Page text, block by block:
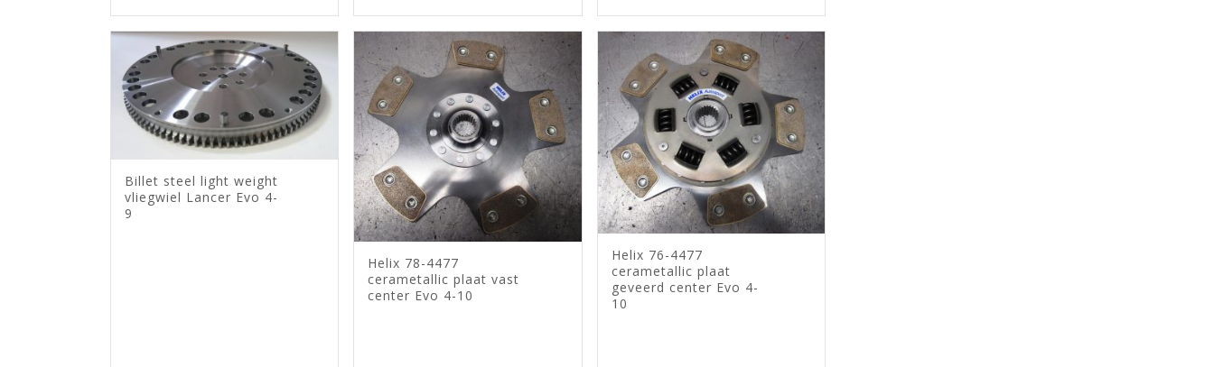
Billet steel light weight
vliegwiel Lancer Evo 4-
9
Helix 78-4477
cerametallic plaat vast
center Evo 4-10
Helix 76-4477
cerametallic plaat
geveerd center Evo 4-
10